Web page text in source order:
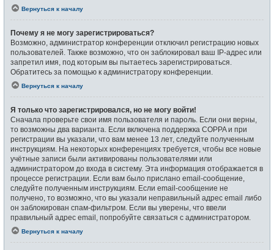
Вернуться к началу
Почему я не могу зарегистрироваться?
Возможно, администратор конференции отключил регистрацию новых
пользователей. Также возможно, что он заблокировал ваш IP-адрес или
запретил имя, под которым вы пытаетесь зарегистрироваться.
Обратитесь за помощью к администратору конференции.
Вернуться к началу
Я только что зарегистрировался, но не могу войти!
Сначала проверьте свои имя пользователя и пароль. Если они верны,
то возможны два варианта. Если включена поддержка COPPA и при
регистрации вы указали, что вам менее 13 лет, следуйте полученным
инструкциям. На некоторых конференциях требуется, чтобы все новые
учётные записи были активированы пользователями или
администратором до входа в систему. Эта информация отображается в
процессе регистрации. Если вам было прислано email-сообщение,
следуйте полученным инструкциям. Если email-сообщение не
получено, то возможно, что вы указали неправильный адрес email либо
он заблокирован спам-фильтром. Если вы уверены, что ввели
правильный адрес email, попробуйте связаться с администратором.
Вернуться к началу